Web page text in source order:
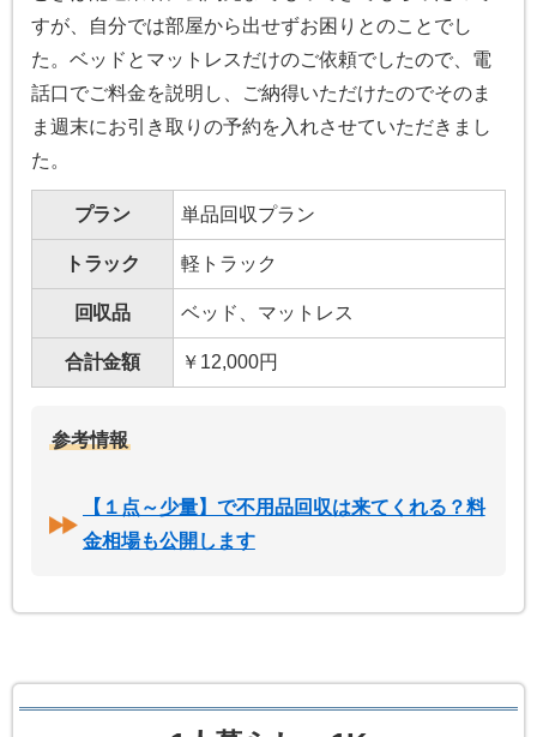
すが、自分では部屋から出せずお困りとのことでし
た。ベッドとマットレスだけのご依頼でしたので、電
話口でご料金を説明し、ご納得いただけたのでそのま
ま週末にお引き取りの予約を入れさせていただきまし
た。
プラン 単品回収プラン
トラック 軽トラック
回収品 ベッド、マットレス
合計金額 ￥12,000円
参考情報
【１点～少量】で不用品回収は来てくれる？料
金相場も公開します